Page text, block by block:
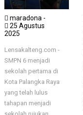
maradona -
25 Agustus
2025
Lensakalteng.com -
SMPN 6 menjadi
sekolah pertama di
Kota Palangka Raya
yang telah lulus
tahapan menjadi
KAPUAS